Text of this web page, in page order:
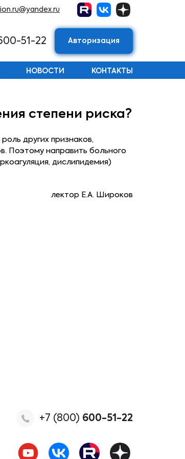
51-22 Авторизация
НОВОСТИ КОНТАКТЫ
степени риска?
других признаков,
Поэтому направить больного
дислипидемия)
лектор Е.А. Широков
+7 (800) 600-51-22